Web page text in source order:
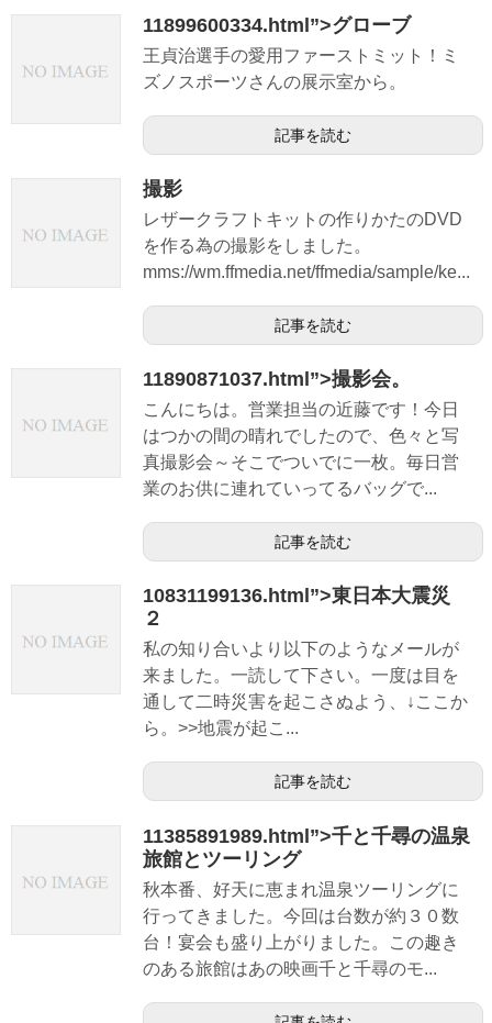
11899600334.html”>グローブ
王貞治選手の愛用ファーストミット！ミ
ズノスポーツさんの展示室から。
記事を読む
撮影
レザークラフトキットの作りかたのDVD
を作る為の撮影をしました。
mms://wm.ffmedia.net/ffmedia/sample/ke...
記事を読む
11890871037.html”>撮影会。
こんにちは。営業担当の近藤です！今日
はつかの間の晴れでしたので、色々と写
真撮影会～そこでついでに一枚。毎日営
業のお供に連れていってるバッグで...
記事を読む
10831199136.html”>東日本大震災
２
私の知り合いより以下のようなメールが
来ました。一読して下さい。一度は目を
通して二時災害を起こさぬよう、↓ここか
ら。>>地震が起こ...
記事を読む
11385891989.html”>千と千尋の温泉
旅館とツーリング
秋本番、好天に恵まれ温泉ツーリングに
行ってきました。今回は台数が約３０数
台！宴会も盛り上がりました。この趣き
のある旅館はあの映画千と千尋のモ...